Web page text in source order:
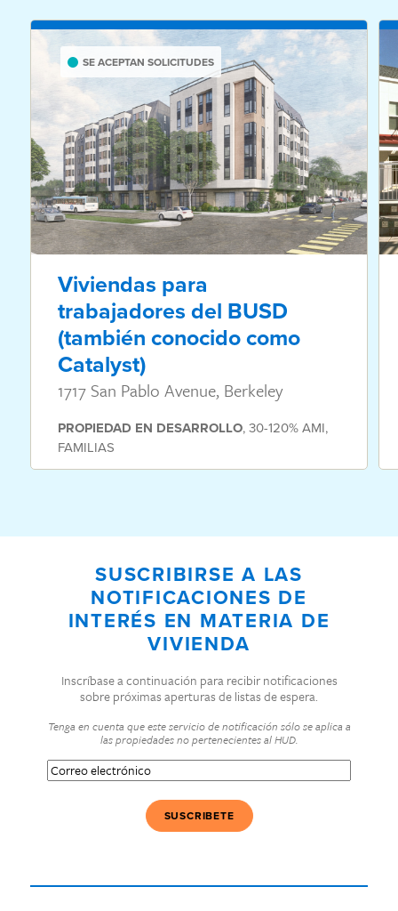
SE ACEPTAN SOLICITUDES
Viviendas para
trabajadores del BUSD
(también conocido como
Catalyst)
1717 San Pablo Avenue, Berkeley
PROPIEDAD EN DESARROLLO,30-120% AMI,
FAMILIAS
SUSCRIBIRSE A LAS
NOTIFICACIONES DE
INTERÉS EN MATERIA DE
VIVIENDA
Inscríbase a continuación para recibir notificaciones
sobre próximas aperturas de listas de espera.
Tenga en cuenta que este servicio de notificación sólo se aplica a
las propiedades no pertenecientes al HUD.
Correo
electrónico(Obligatorio)